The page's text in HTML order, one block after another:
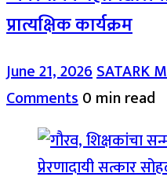
प्रात्यक्षिक कार्यक्रम
June 21, 2026SATARK
Comments0 min read